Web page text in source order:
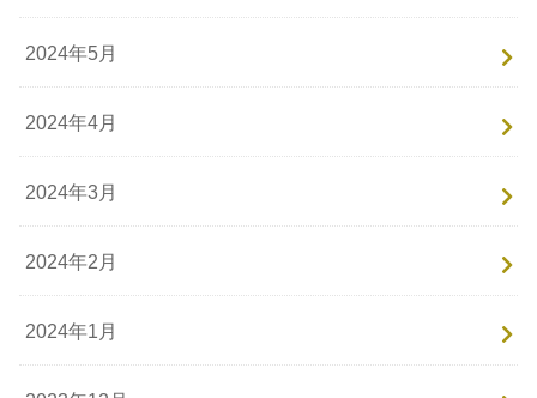
2024年5月
2024年4月
2024年3月
2024年2月
2024年1月